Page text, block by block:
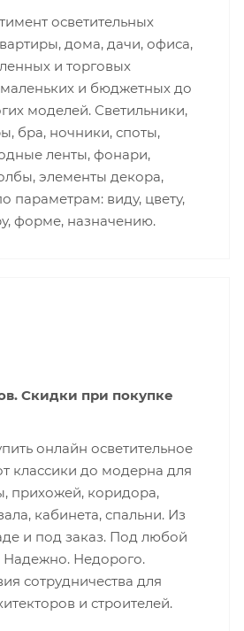
осветительных
дома, дачи, офиса,
и торговых
и бюджетных до
моделей. Светильники,
бра, ночники, споты,
ленты, фонари,
элементы декора,
параметрам: виду, цвету,
форме, назначению.
Скидки при покупке
онлайн осветительное
классики до модерна для
прихожей, коридора,
кабинета, спальни. Из
и под заказ. Под любой
Надежно. Недорого.
сотрудничества для
и строителей.